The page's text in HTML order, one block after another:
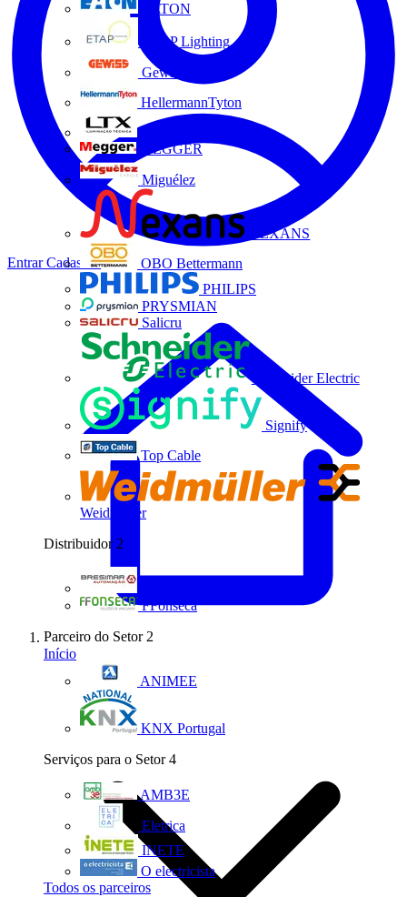
EATON
ETAP Lighting
Gewiss
HellermannTyton
MEGGER
Miguélez
NEXANS
OBO Bettermann
PHILIPS
PRYSMIAN
Salicru
Schneider Electric
Signify
Top Cable
Weidmüller
Distribuidor 2
FFonseca
Parceiro do Setor 2
ANIMEE
KNX Portugal
Serviços para o Setor 4
AMB3E
Eletrica
INETE
O electricista
Todos os parceiros
EntrarCadastrar
Início